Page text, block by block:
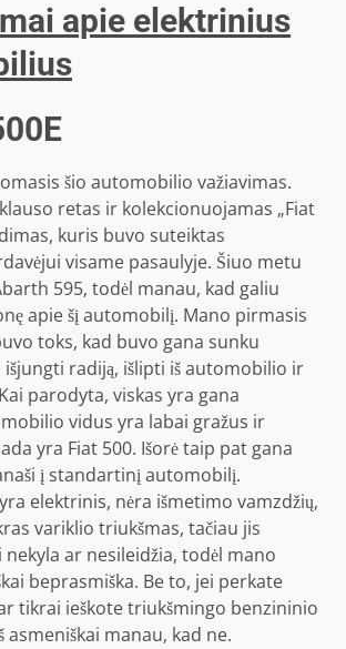
apie elektrinius
šio automobilio važiavimas.
retas ir kolekcionuojamas „Fiat
kuris buvo suteiktas
visame pasaulyje. Šiuo metu
595, todėl manau, kad galiu
apie šį automobilį. Mano pirmasis
toks, kad buvo gana sunku
išjungti radiją, išlipti iš automobilio ir
parodyta, viskas yra gana
vidus yra labai gražus ir
yra Fiat 500. Išorė taip pat gana
į standartinį automobilį.
elektrinis, nėra išmetimo vamzdžių,
variklio triukšmas, tačiau jis
ar nesileidžia, todėl mano
beprasmiška. Be to, jei perkate
tikrai ieškote triukšmingo benzininio
manau, kad ne.